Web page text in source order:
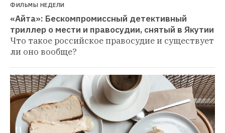
ФИЛЬМЫ НЕДЕЛИ
«Айта»: Бескомпромиссный детективный
триллер о мести и правосудии, снятый в Якутии
Что такое российское правосудие и существует
ли оно вообще?